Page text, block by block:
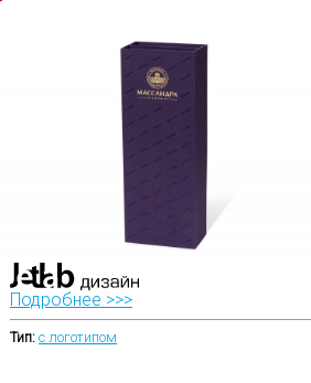
Подробнее >>>
Тип: с логотипом